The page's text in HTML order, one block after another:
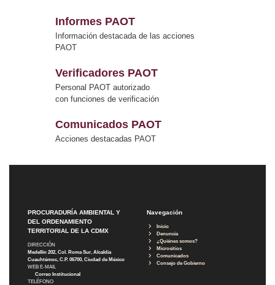
Informes PAOT
Información destacada de las acciones
PAOT
Verificadores PAOT
Personal PAOT autorizado
con funciones de verificación
Comunicados PAOT
Acciones destacadas PAOT
PROCURADURÍA AMBIENTAL Y
DEL ORDENAMIENTO
TERRITORIAL DE LA CDMX
DIRECCIÓN
Medellín 202, Col. Roma Sur, Alcaldía
Cuauhtémoc, C.P. 06700, Ciudad de México
WEB E-MAIL
Correo Institucional
TELÉFONO
Navegación
Inicio
Denuncia
¿Quiénes somos?
Micrositios
Comunicados
Consejo de Gobierno